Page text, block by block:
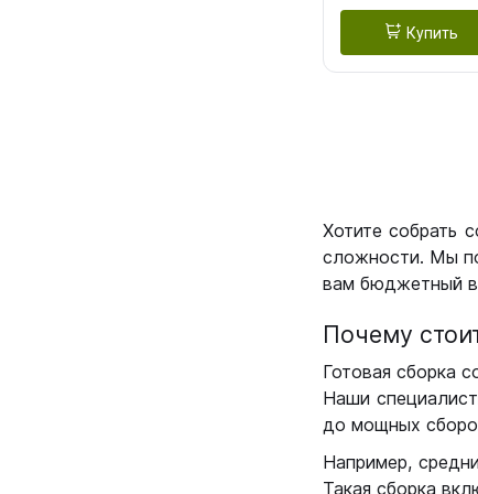
Купить
Хотите собрать
сложности. Мы
вам бюджетный
Почему
Готовая сборка
Наши
до мощных
Например,
Такая сборка